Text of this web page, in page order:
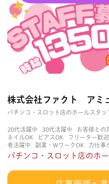
株式会社ファクト アミ
パチンコ・スロット店のホールスタッ
20代活躍中 30代活躍中 お客様との
ネイルOK
ピアスOK フリーター歓迎
者活躍中
副業・WワークOK 力仕事
学歴不問
服装自由 未経験・初心者
経験不要
立ち仕事 経験者・有資格
自由
パチンコ・スロット店のホ